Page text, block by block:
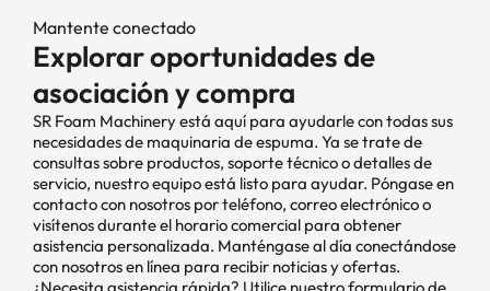
Mantente conectado
Explorar oportunidades de
asociación y compra
SR Foam Machinery está aquí para ayudarle con todas sus
necesidades de maquinaria de espuma. Ya se trate de
consultas sobre productos, soporte técnico o detalles de
servicio, nuestro equipo está listo para ayudar. Póngase en
contacto con nosotros por teléfono, correo electrónico o
visítenos durante el horario comercial para obtener
asistencia personalizada. Manténgase al día conectándose
con nosotros en línea para recibir noticias y ofertas.